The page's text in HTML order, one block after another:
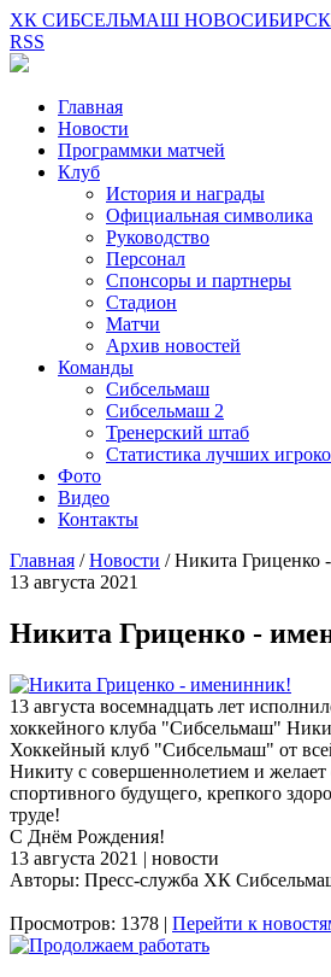
ХК СИБСЕЛЬМАШ НОВОСИБИРСК
RSS
Главная
Новости
Программки матчей
Клуб
История и награды
Официальная символика
Руководство
Персонал
Спонсоры и партнеры
Стадион
Матчи
Архив новостей
Команды
Сибсельмаш
Сибсельмаш 2
Тренерский штаб
Статистика лучших
Фото
Видео
Контакты
Главная /Новости /Никита Гриценко
13 августа 2021
Никита Гриценко -
13 августа восемнадцать лет
хоккейного клуба "Сибсельмаш"
Хоккейный клуб "Сибсельмаш" от
Никиту с совершеннолетием и
спортивного будущего, крепкого
труде!
С Днём Рождения!
13 августа 2021 | новости
Авторы: Пресс-служба ХК
Просмотров: 1378 | Перейти к